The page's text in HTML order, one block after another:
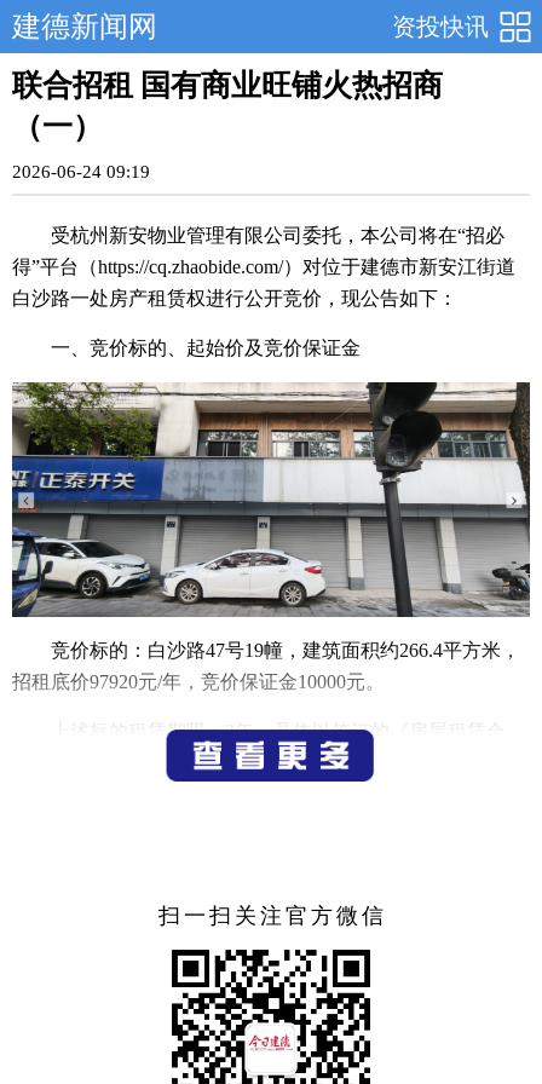
资投快讯
建德新闻网
联合招租 国有商业旺铺火热招商
（一）
2026-06-24 09:19
受杭州新安物业管理有限公司委托，本公司将在“招必
得”平台（https://cq.zhaobide.com/）对位于建德市新安江街道
白沙路一处房产租赁权进行公开竞价，现公告如下：
一、竞价标的、起始价及竞价保证金
竞价标的：白沙路47号19幢，建筑面积约266.4平方米，
招租底价97920元/年，竞价保证金10000元。
上述标的租赁期限：3年，具体以签订的《房屋租赁合
保证金收款账户：
户名：建德市行政审批服务管理办公室产权类；
开户行：浙江建德农村商业银行股份有限公司洋溪支
扫一扫关注官方微信